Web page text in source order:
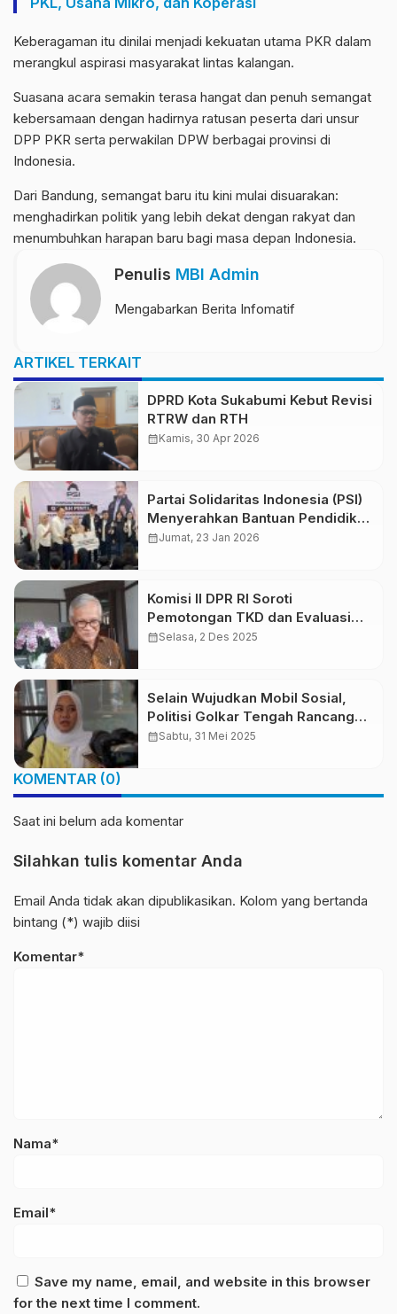
Keberagaman itu dinilai menjadi kekuatan utama PKR dalam
merangkul aspirasi masyarakat lintas kalangan.
Suasana acara semakin terasa hangat dan penuh semangat
kebersamaan dengan hadirnya ratusan peserta dari unsur
DPP PKR serta perwakilan DPW berbagai provinsi di
Indonesia.
Dari Bandung, semangat baru itu kini mulai disuarakan:
menghadirkan politik yang lebih dekat dengan rakyat dan
menumbuhkan harapan baru bagi masa depan Indonesia.
Penulis MBI Admin
Mengabarkan Berita Infomatif
ARTIKEL TERKAIT
DPRD Kota Sukabumi Kebut Revisi
RTRW dan RTH
calendar_monthKamis, 30 Apr 2026
Partai Solidaritas Indonesia (PSI)
Menyerahkan Bantuan Pendidikan
Untuk 20 Pelajar di Kota Bandung,
calendar_monthJumat, 23 Jan 2026
Komisi II DPR RI Soroti
Pemotongan TKD dan Evaluasi
Kinerja ASN di Daerah
calendar_monthSelasa, 2 Des 2025
Selain Wujudkan Mobil Sosial,
Politisi Golkar Tengah Rancang
Program “Tukar Sampahmu
calendar_monthSabtu, 31 Mei 2025
KOMENTAR (0)
Saat ini belum ada komentar
Silahkan tulis komentar Anda
Email Anda tidak akan dipublikasikan. Kolom yang bertanda
bintang (*) wajib diisi
Komentar*
Nama*
Email*
Save my name, email, and website in this browser
for the next time I comment.